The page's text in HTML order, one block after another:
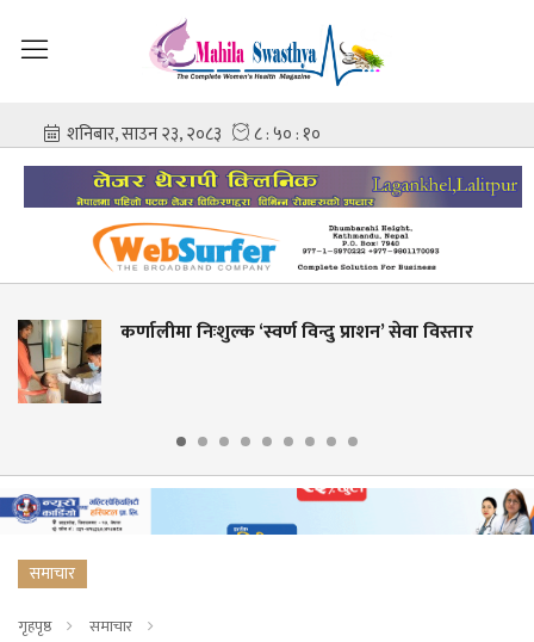
निःशुल्क ‘स्वर्ण विन्दु प्राशन’ सेवा विस्तार
शहीद
समाचार
गृहपृष्ठ
समाचार